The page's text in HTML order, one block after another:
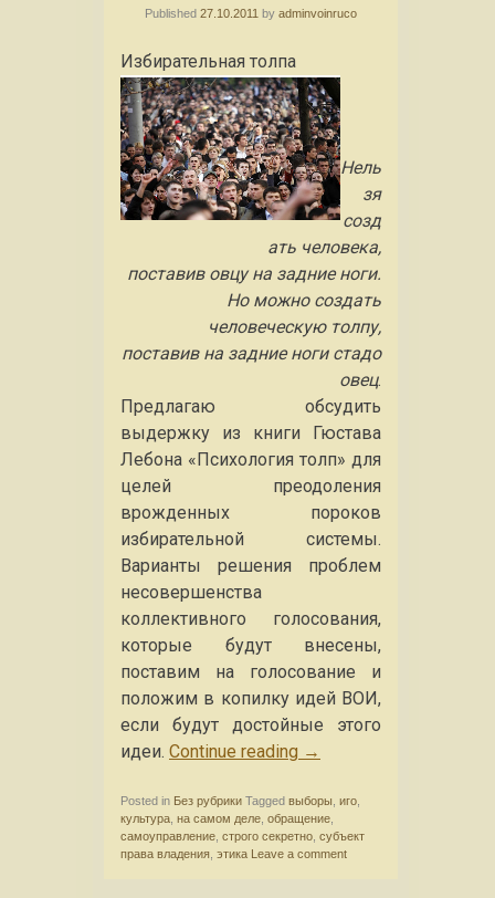
Published 27.10.2011 by adminvoinruco
Избирательная толпа
Нель
зя
созд
ать человека,
поставив овцу на задние ноги.
Но можно создать
человеческую толпу,
поставив на задние ноги стадо
овец.
Предлагаю обсудить
выдержку из книги Гюстава
Лебона «Психология толп» для
целей преодоления
врожденных пороков
избирательной системы.
Варианты решения проблем
несовершенства
коллективного голосования,
которые будут внесены,
поставим на голосование и
положим в копилку идей ВОИ,
если будут достойные этого
идеи. Continue reading →
Posted in Без рубрики Tagged выборы иго
культура на самом деле обращение
самоуправление строго секретно субъект
права владения этика Leave a comment